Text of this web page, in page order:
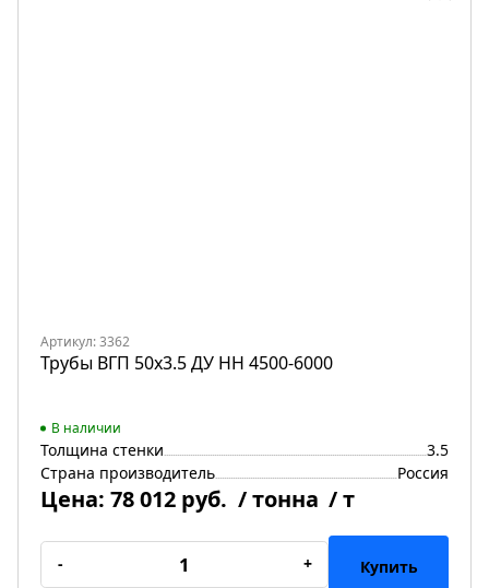
Артикул: 3362
Трубы ВГП 50х3.5 ДУ НН 4500-6000
В наличии
Толщина стенки
3.5
Страна производитель
Россия
Цена: 78 012 руб. / тонна / т
- + Купить